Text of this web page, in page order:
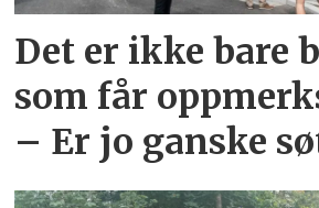
Det er ikke bare
som får
– Er jo ganske